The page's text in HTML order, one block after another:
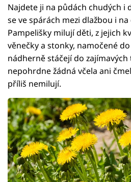
Najdete ji na půdách chudých i
se ve spárách mezi dlažbou i
Pampelišky milují děti, z jejich
věnečky a stonky, namočené do
nádherně stáčejí do zajímavých
nepohrdne žádná včela ani
příliš nemilují.